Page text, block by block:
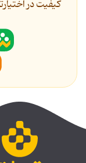
کیفیت در